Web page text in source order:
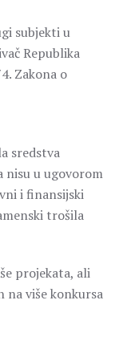
subjekti u
Republika
Zakona o
sredstva
nisu u ugovorom
i finansijski
trošila
projekata, ali
više konkursa